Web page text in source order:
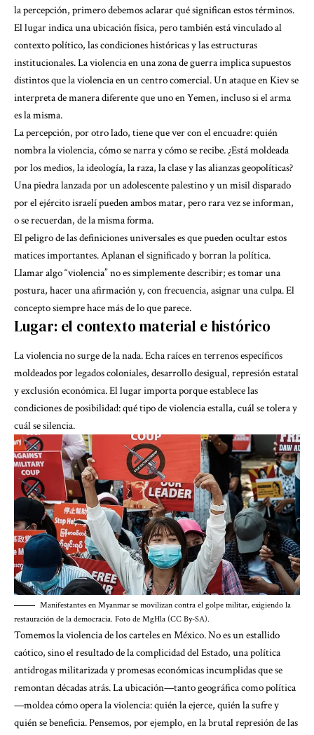
la percepción, primero debemos aclarar qué significan estos términos.
El lugar indica una ubicación física, pero también está vinculado al
contexto político, las condiciones históricas y las estructuras
institucionales. La violencia en una zona de guerra implica supuestos
distintos que la violencia en un centro comercial. Un ataque en Kiev se
interpreta de manera diferente que uno en Yemen, incluso si el arma
es la misma.
La percepción, por otro lado, tiene que ver con el encuadre: quién
nombra la violencia, cómo se narra y cómo se recibe. ¿Está moldeada
por los medios, la ideología, la raza, la clase y las alianzas geopolíticas?
Una piedra lanzada por un adolescente palestino y un misil disparado
por el ejército israelí pueden ambos matar, pero rara vez se informan,
o se recuerdan, de la misma forma.
El peligro de las definiciones universales es que pueden ocultar estos
matices importantes. Aplanan el significado y borran la política.
Llamar algo “violencia” no es simplemente describir; es tomar una
postura, hacer una afirmación y, con frecuencia, asignar una culpa. El
concepto siempre hace más de lo que parece.
Lugar: el contexto material e histórico
La violencia no surge de la nada. Echa raíces en terrenos específicos
moldeados por legados coloniales, desarrollo desigual, represión estatal
y exclusión económica. El lugar importa porque establece las
condiciones de posibilidad: qué tipo de violencia estalla, cuál se tolera y
cuál se silencia.
Manifestantes en Myanmar se movilizan contra el golpe militar, exigiendo la
restauración de la democracia. Foto de MgHla (CC By-SA).
Tomemos la violencia de los carteles en México. No es un estallido
caótico, sino el resultado de la complicidad del Estado, una política
antidrogas militarizada y promesas económicas incumplidas que se
remontan décadas atrás. La ubicación—tanto geográfica como política
—moldea cómo opera la violencia: quién la ejerce, quién la sufre y
quién se beneficia. Pensemos, por ejemplo, en la brutal represión de las